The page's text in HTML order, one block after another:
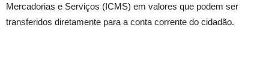
Mercadorias e Serviços (ICMS) em valores que podem ser
transferidos diretamente para a conta corrente do cidadão.